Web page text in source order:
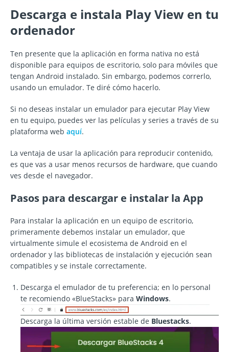
Descarga e instala Play View en tu
ordenador
Ten presente que la aplicación en forma nativa no está
disponible para equipos de escritorio, solo para móviles que
tengan Android instalado. Sin embargo, podemos correrlo,
usando un emulador. Te diré cómo hacerlo.
Si no deseas instalar un emulador para ejecutar Play View
en tu equipo, puedes ver las películas y series a través de su
plataforma web aquí.
La ventaja de usar la aplicación para reproducir contenido,
es que vas a usar menos recursos de hardware, que cuando
ves desde el navegador.
Pasos para descargar e instalar la App
Para instalar la aplicación en un equipo de escritorio,
primeramente debemos instalar un emulador, que
virtualmente simule el ecosistema de Android en el
ordenador y las bibliotecas de instalación y ejecución sean
compatibles y se instale correctamente.
Descarga el emulador de tu preferencia; en lo personal
te recomiendo «BlueStacks» para Windows.
Descarga la última versión estable de Bluestacks.